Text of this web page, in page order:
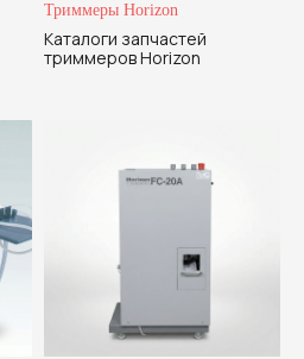
Триммеры Horizon
Каталоги запчастей
триммеров Horizon